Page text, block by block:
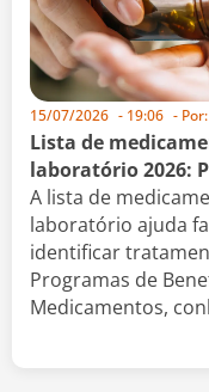
15/07/2026 - 19:06 - Por:
Lista de
laboratório 2026:
A lista de
laboratório ajuda
identificar
Programas de
Medicamentos,